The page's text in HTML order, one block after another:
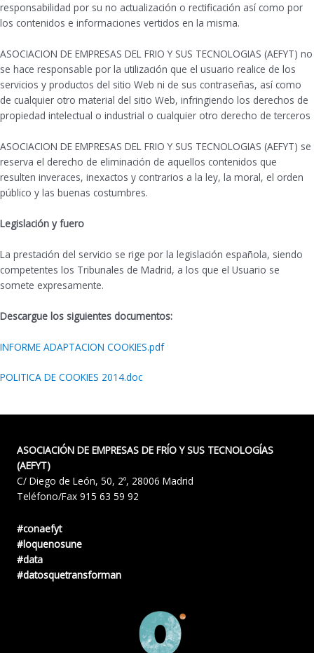
responsabilidad por su no actualización o rectificación así como por
los contenidos e informaciones vertidos en la misma.
ASOCIACION DE EMPRESAS DEL FRIO Y SUS TECNOLOGIAS (AEFYT) no
se hace responsable por la utilización que el usuario realice de los
servicios y productos del sitio Web ni de sus contraseñas, así como
de cualquier otro material del sitio Web, infringiendo los derechos de
propiedad intelectual o industrial o cualquier otro derecho de terceros
ASOCIACION DE EMPRESAS DEL FRIO Y SUS TECNOLOGIAS (AEFYT) se
reserva el derecho de eliminación de aquellos contenidos que
resulten inveraces, inexactos y contrarios a la ley, la moral, el orden
público y las buenas costumbres.
Legislación y fuero
La prestación del servicio se rige por la legislación española, siendo
competentes los Tribunales de Madrid, a los que el Usuario se
somete expresamente.
Descargue los siguientes documentos:
INFORME ADAPTACION COOKIES.pdf
POLITICA DE COOKIES 2014.doc
ASOCIACIÓN DE EMPRESAS DE FRÍO Y SUS TECNOLOGÍAS
(AEFYT)
C/ Diego de León, 50, 2º, 28006 Madrid
Teléfono/Fax 915 63 59 92
#conaefyt
#loquenosune
#data
#datosquetransforman